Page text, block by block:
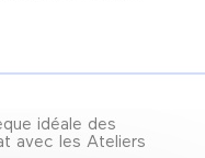
idéale des
avec les Ateliers